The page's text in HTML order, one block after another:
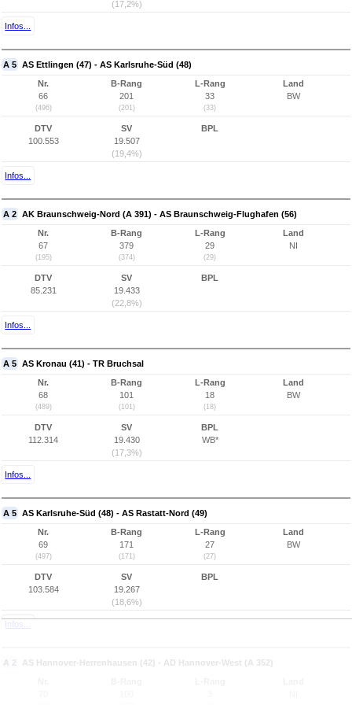
(17,2%)
Infos...
A 5 AS Ettlingen (47) - AS Karlsruhe-Süd (48)
Nr.
66
(496)
B-Rang
201
(201)
L-Rang
33
(33)
Land
BW
DTV
100.553
SV
19.507
(19,4%)
BPL
Infos...
A 2 AK Braunschweig-Nord (A 391) - AS Braunschweig-Flughafen (56)
Nr.
67
(195)
B-Rang
379
(374)
L-Rang
29
(29)
Land
NI
DTV
85.231
SV
19.433
(22,8%)
BPL
Infos...
A 5 AS Kronau (41) - TR Bruchsal
Nr.
68
(489)
B-Rang
101
(101)
L-Rang
18
(18)
Land
BW
DTV
112.314
SV
19.430
(17,3%)
BPL
WB*
Infos...
A 5 AS Karlsruhe-Süd (48) - AS Rastatt-Nord (49)
Nr.
69
(497)
B-Rang
171
(171)
L-Rang
27
(27)
Land
BW
DTV
103.584
SV
19.267
(18,6%)
BPL
Infos...
A 2 AS Hannover-Herrenhausen (42) - AD Hannover-West (A 352)